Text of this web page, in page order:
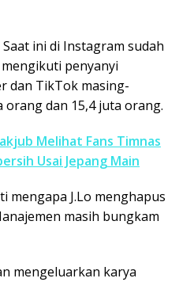
ini di Instagram sudah
penyanyi
dan TikTok masing-
dan 15,4 juta orang.
Melihat Fans Timnas
Usai Jepang Main
mengapa J.Lo menghapus
masih bungkam
mengeluarkan karya